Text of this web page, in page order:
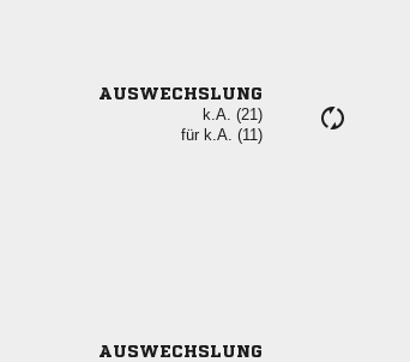
AUSWECHSLUNG
k.A. (21)
für k.A. (11)
AUSWECHSLUNG